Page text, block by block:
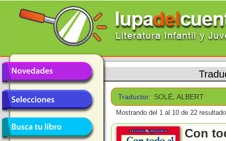
Traductor: SOLÉ, ALBERT
Mostrando del 1 al 10 de 22
Con